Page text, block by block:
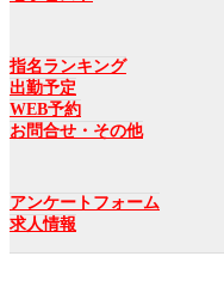
指名ランキング
出勤予定
WEB予約
お問合せ・その他
アンケートフォーム
求人情報